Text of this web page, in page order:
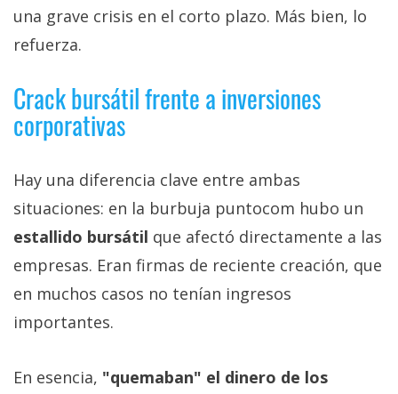
una grave crisis en el corto plazo. Más bien, lo
refuerza.
Crack bursátil frente a inversiones
corporativas
Hay una diferencia clave entre ambas
situaciones: en la burbuja puntocom hubo un
estallido bursátil que afectó directamente a las
empresas. Eran firmas de reciente creación, que
en muchos casos no tenían ingresos
importantes.
En esencia, "quemaban" el dinero de los